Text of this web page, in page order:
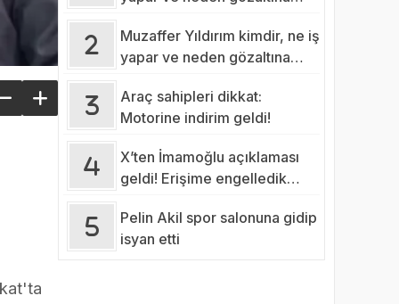
Muzaffer Yıldırım kimdir, ne iş
yapar ve neden gözaltına
Araç sahipleri dikkat:
Motorine indirim geldi!
X’ten İmamoğlu açıklaması
geldi! Erişime engelledik
Pelin Akil spor salonuna gidip
isyan etti